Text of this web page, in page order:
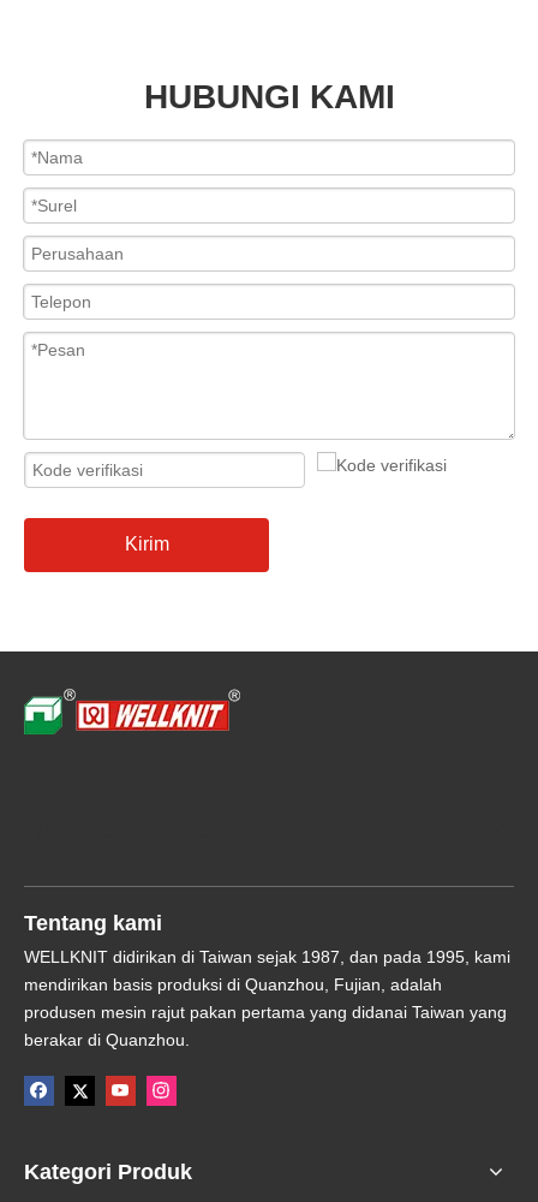
HUBUNGI KAMI
Kirim
Tentang kami
WELLKNIT didirikan di Taiwan sejak 1987, dan pada 1995, kami
mendirikan basis produksi di Quanzhou, Fujian, adalah
produsen mesin rajut pakan pertama yang didanai Taiwan yang
berakar di Quanzhou.
Kategori Produk